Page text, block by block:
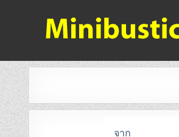
จองตั๋วรถมินิบัสออนไลน์